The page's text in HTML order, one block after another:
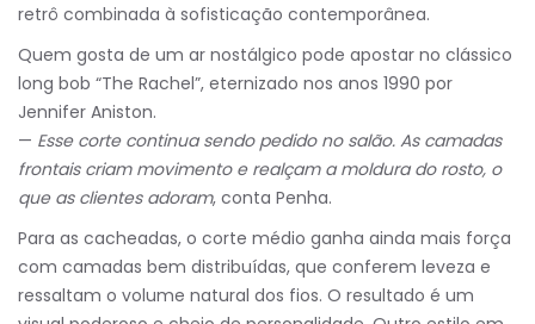
retrô combinada à sofisticação contemporânea.
Quem gosta de um ar nostálgico pode apostar no clássico
long bob “The Rachel”, eternizado nos anos 1990 por
Jennifer Aniston.
— Esse corte continua sendo pedido no salão. As camadas
frontais criam movimento e realçam a moldura do rosto, o
que as clientes adoram, conta Penha.
Para as cacheadas, o corte médio ganha ainda mais força
com camadas bem distribuídas, que conferem leveza e
ressaltam o volume natural dos fios. O resultado é um